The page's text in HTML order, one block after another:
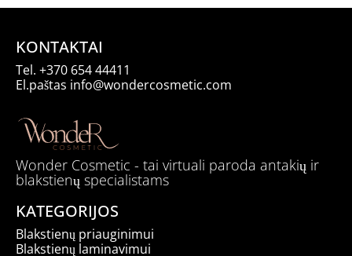
12,50 €.11,00 €.
KONTAKTAI
Tel. +370 654 44411
El.paštas info@wondercosmetic.com
Wonder Cosmetic - tai virtuali paroda antakių ir
blakstienų specialistams
KATEGORIJOS
Blakstienų priauginimui
Blakstienų laminavimui